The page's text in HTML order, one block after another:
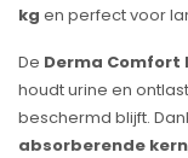
kg en perfect voor
De Derma Comfort
houdt urine en
beschermd blijft.
absorberende kern